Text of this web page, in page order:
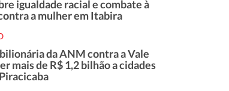
igualdade racial e combate à
a mulher em Itabira
da ANM contra a Vale
mais de R$ 1,2 bilhão a cidades